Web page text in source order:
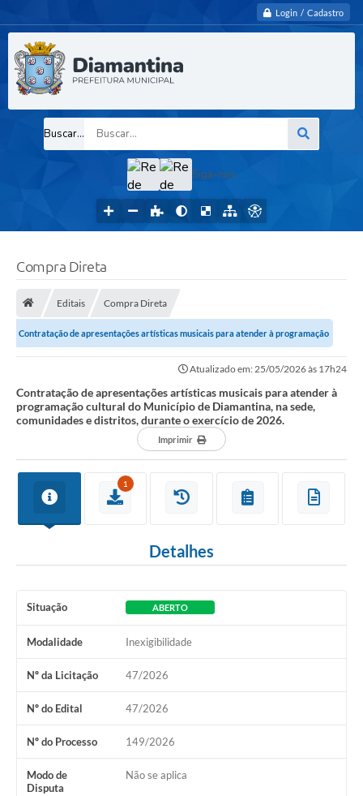
Login / Cadastro
Buscar...
Siga-nos
Compra Direta
Editais Compra Direta
Contratação de apresentações artísticas musicais para atender à programação
Atualizado em: 25/05/2026 às 17h24
Contratação de apresentações artísticas musicais para atender à
programação cultural do Município de Diamantina, na sede,
comunidades e distritos, durante o exercício de 2026.
Imprimir
1
Detalhes
Situação ABERTO
Modalidade Inexigibilidade
Nº da Licitação 47/2026
Nº do Edital 47/2026
Nº do Processo 149/2026
Modo de
Disputa
Não se aplica